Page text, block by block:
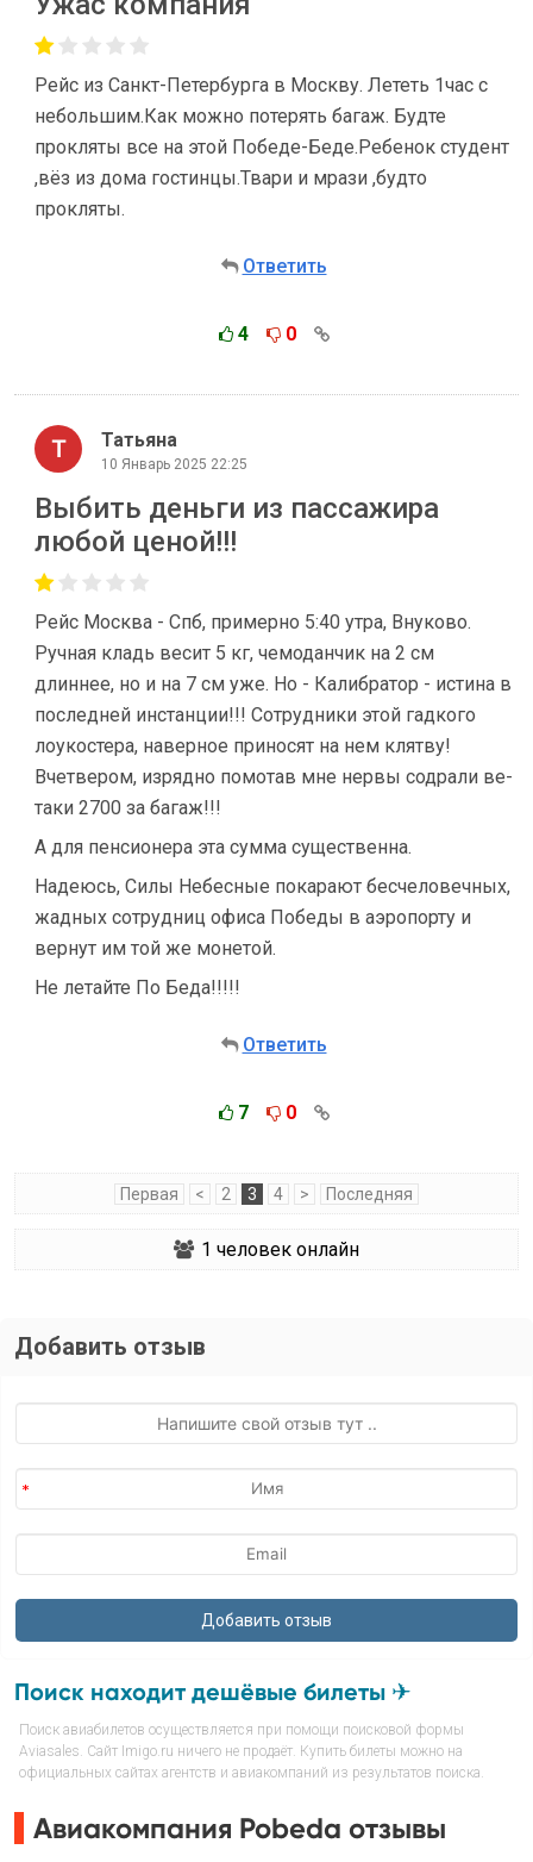
Рейс из Санкт-Петербурга в Москву. Лететь 1час с
небольшим.Как можно потерять багаж. Будте
прокляты все на этой Победе-Беде.Ребенок студент
,вёз из дома гостинцы.Твари и мрази ,будто
прокляты.
Ответить
4 0
Татьяна
10 Январь 2025 22:25
Выбить деньги из пассажира
любой ценой!!!
Рейс Москва - Спб, примерно 5:40 утра, Внуково.
Ручная кладь весит 5 кг, чемоданчик на 2 см
длиннее, но и на 7 см уже. Но - Калибратор - истина в
последней инстанции!!! Сотрудники этой гадкого
лоукостера, наверное приносят на нем клятву!
Вчетвером, изрядно помотав мне нервы содрали ве-
таки 2700 за багаж!!!
А для пенсионера эта сумма существенна.
Надеюсь, Силы Небесные покарают бесчеловечных,
жадных сотрудниц офиса Победы в аэропорту и
вернут им той же монетой.
Не летайте По Беда!!!!!
Ответить
7 0
Первая < 2 3 4 > Последняя
1 человек онлайн
Добавить отзыв
Поиск находит дешёвые билеты ✈
Поиск авиабилетов осуществляется при помощи поисковой формы
Aviasales. Сайт Imigo.ru ничего не продаёт. Купить билеты можно на
официальных сайтах агентств и авиакомпаний из результатов поиска.
Авиакомпания Pobeda отзывы